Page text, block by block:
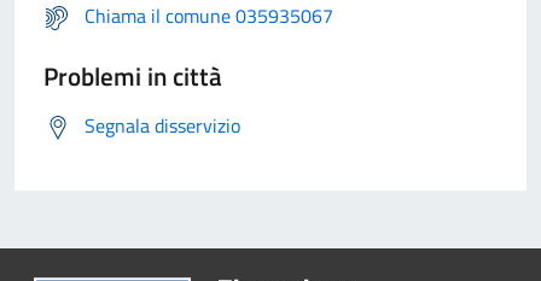
Chiama il comune 035935067
Problemi in città
Segnala disservizio